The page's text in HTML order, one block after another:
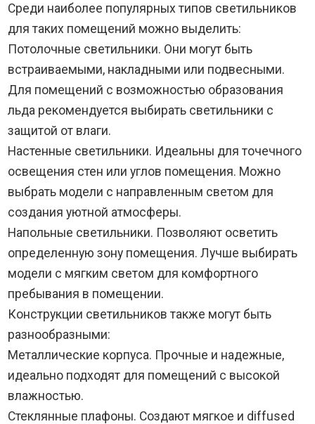
Среди наиболее популярных типов светильников
для таких помещений можно выделить:
Потолочные светильники. Они могут быть
встраиваемыми, накладными или подвесными.
Для помещений с возможностью образования
льда рекомендуется выбирать светильники с
защитой от влаги.
Настенные светильники. Идеальны для точечного
освещения стен или углов помещения. Можно
выбрать модели с направленным светом для
создания уютной атмосферы.
Напольные светильники. Позволяют осветить
определенную зону помещения. Лучше выбирать
модели с мягким светом для комфортного
пребывания в помещении.
Конструкции светильников также могут быть
разнообразными:
Металлические корпуса. Прочные и надежные,
идеально подходят для помещений с высокой
влажностью.
Стеклянные плафоны. Создают мягкое и diffused